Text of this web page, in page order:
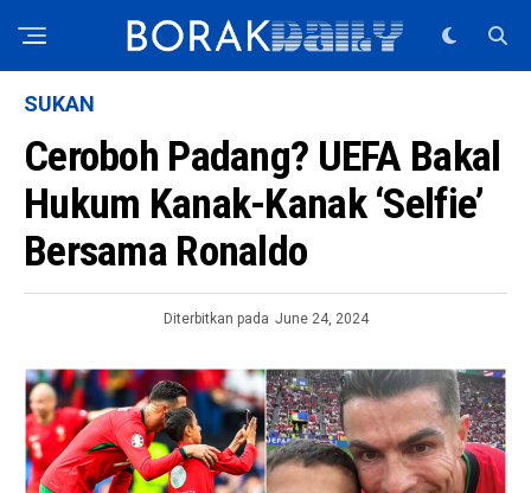
SUKAN
Ceroboh Padang? UEFA Bakal
Hukum Kanak-Kanak ‘Selfie’
Bersama Ronaldo
Diterbitkan pada June 24, 2024